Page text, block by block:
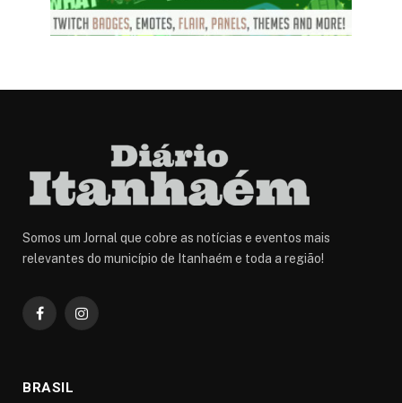
Somos um Jornal que cobre as notícias e eventos mais
relevantes do município de Itanhaém e toda a região!
FacebookInstagram
BRASIL